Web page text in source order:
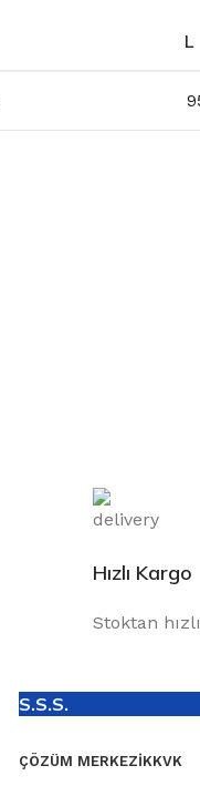
L
Hızlı Kargo
Stoktan
S.S.S.
ÇÖZÜM MERKEZIKKVK